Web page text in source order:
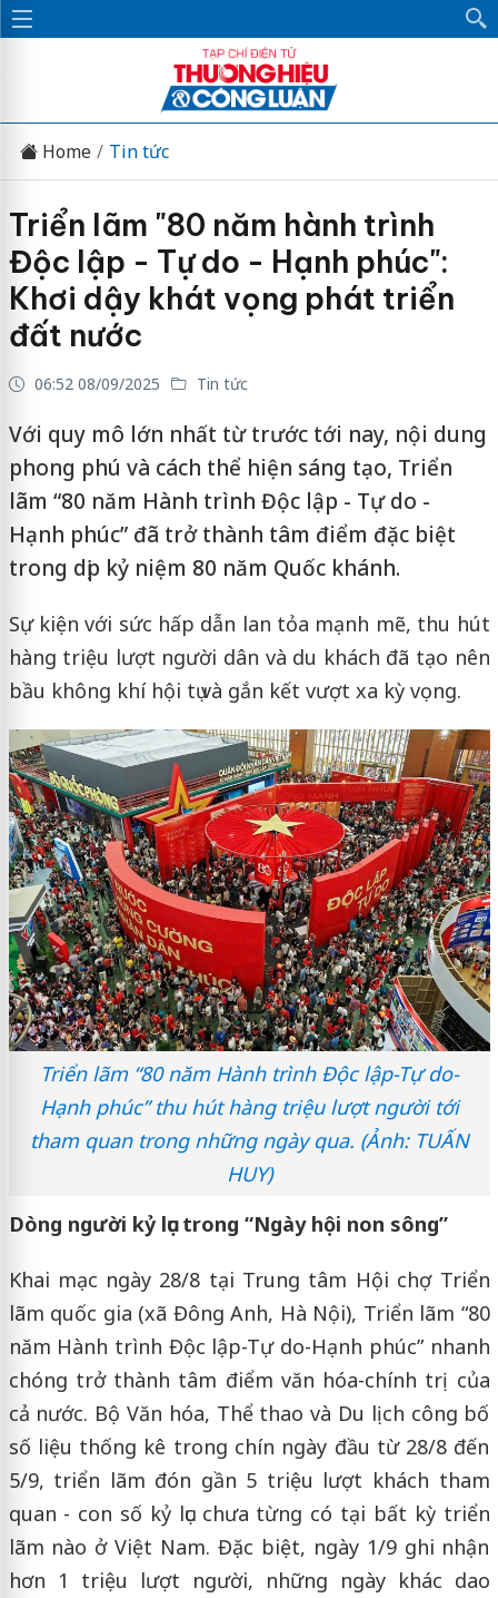
Home Tin tức
Triển lãm "80 năm hành trình
Độc lập - Tự do - Hạnh phúc":
Khơi dậy khát vọng phát triển
đất nước
06:52 08/09/2025 Tin tức
Với quy mô lớn nhất từ trước tới nay, nội dung
phong phú và cách thể hiện sáng tạo, Triển
lãm “80 năm Hành trình Độc lập - Tự do -
Hạnh phúc” đã trở thành tâm điểm đặc biệt
trong dịp kỷ niệm 80 năm Quốc khánh.
Sự kiện với sức hấp dẫn lan tỏa mạnh mẽ, thu hút
hàng triệu lượt người dân và du khách đã tạo nên
bầu không khí hội tụ và gắn kết vượt xa kỳ vọng.
Triển lãm “80 năm Hành trình Độc lập-Tự do-
Hạnh phúc” thu hút hàng triệu lượt người tới
tham quan trong những ngày qua. (Ảnh: TUẤN
HUY)
Dòng người kỷ lục trong “Ngày hội non sông”
Khai mạc ngày 28/8 tại Trung tâm Hội chợ Triển
lãm quốc gia (xã Đông Anh, Hà Nội), Triển lãm “80
năm Hành trình Độc lập-Tự do-Hạnh phúc” nhanh
chóng trở thành tâm điểm văn hóa-chính trị của
cả nước. Bộ Văn hóa, Thể thao và Du lịch công bố
số liệu thống kê trong chín ngày đầu từ 28/8 đến
5/9, triển lãm đón gần 5 triệu lượt khách tham
quan - con số kỷ lục chưa từng có tại bất kỳ triển
lãm nào ở Việt Nam. Đặc biệt, ngày 1/9 ghi nhận
hơn 1 triệu lượt người, những ngày khác dao